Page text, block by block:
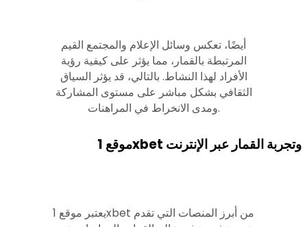
أيضًا، تعكس وسائل الإعلام والمجتمع القيم
المرتبطة بالقمار، مما يؤثر على كيفية رؤية
الأفراد لهذا النشاط. بالتالي، قد يؤثر السياق
الثقافي بشكل مباشر على مستوى المشاركة
ومدى الانخراط في المراهنات.
موقع 1xbet وتجربة القمار عبر الإنترنت
يعتبر موقع 1xbet من أبرز المنصات التي تقدم